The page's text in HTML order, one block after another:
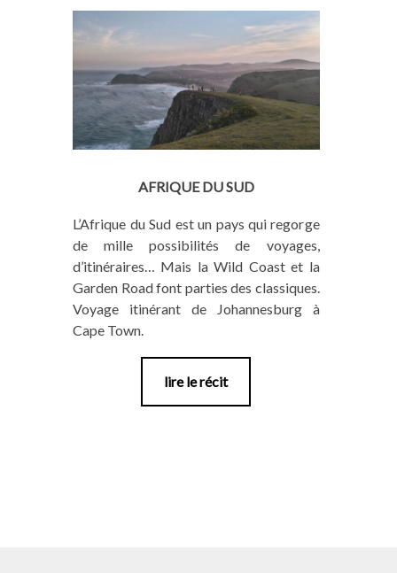
AFRIQUE DU SUD
L’Afrique du Sud est un pays qui regorge
de mille possibilités de voyages,
d’itinéraires… Mais la Wild Coast et la
Garden Road font parties des classiques.
Voyage itinérant de Johannesburg à
Cape Town.
lire le récit